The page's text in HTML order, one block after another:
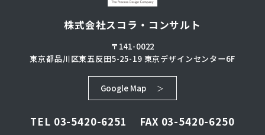
株式会社スコラ・コンサルト
〒141-0022
東京都品川区東五反田5-25-19東京デザインセンター6F
Google Map
TEL 03-5420-6251 FAX 03-5420-6250